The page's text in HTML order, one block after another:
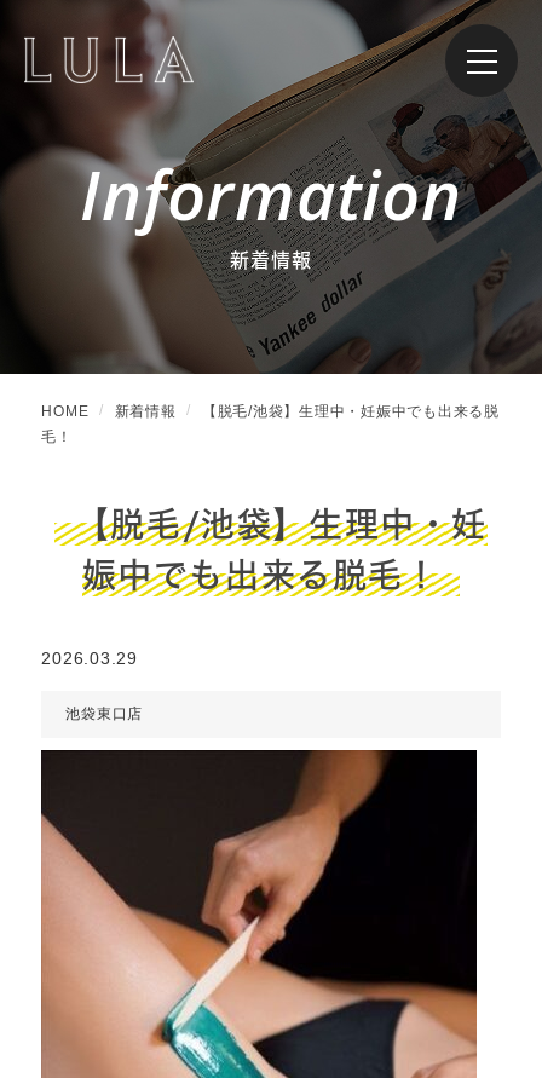
Information
新着情報
HOME 新着情報
【脱毛/池袋】生理中・妊娠中でも出来る脱
毛！
【脱毛/池袋】生理中・妊
娠中でも出来る脱毛！
2026.03.29
池袋東口店